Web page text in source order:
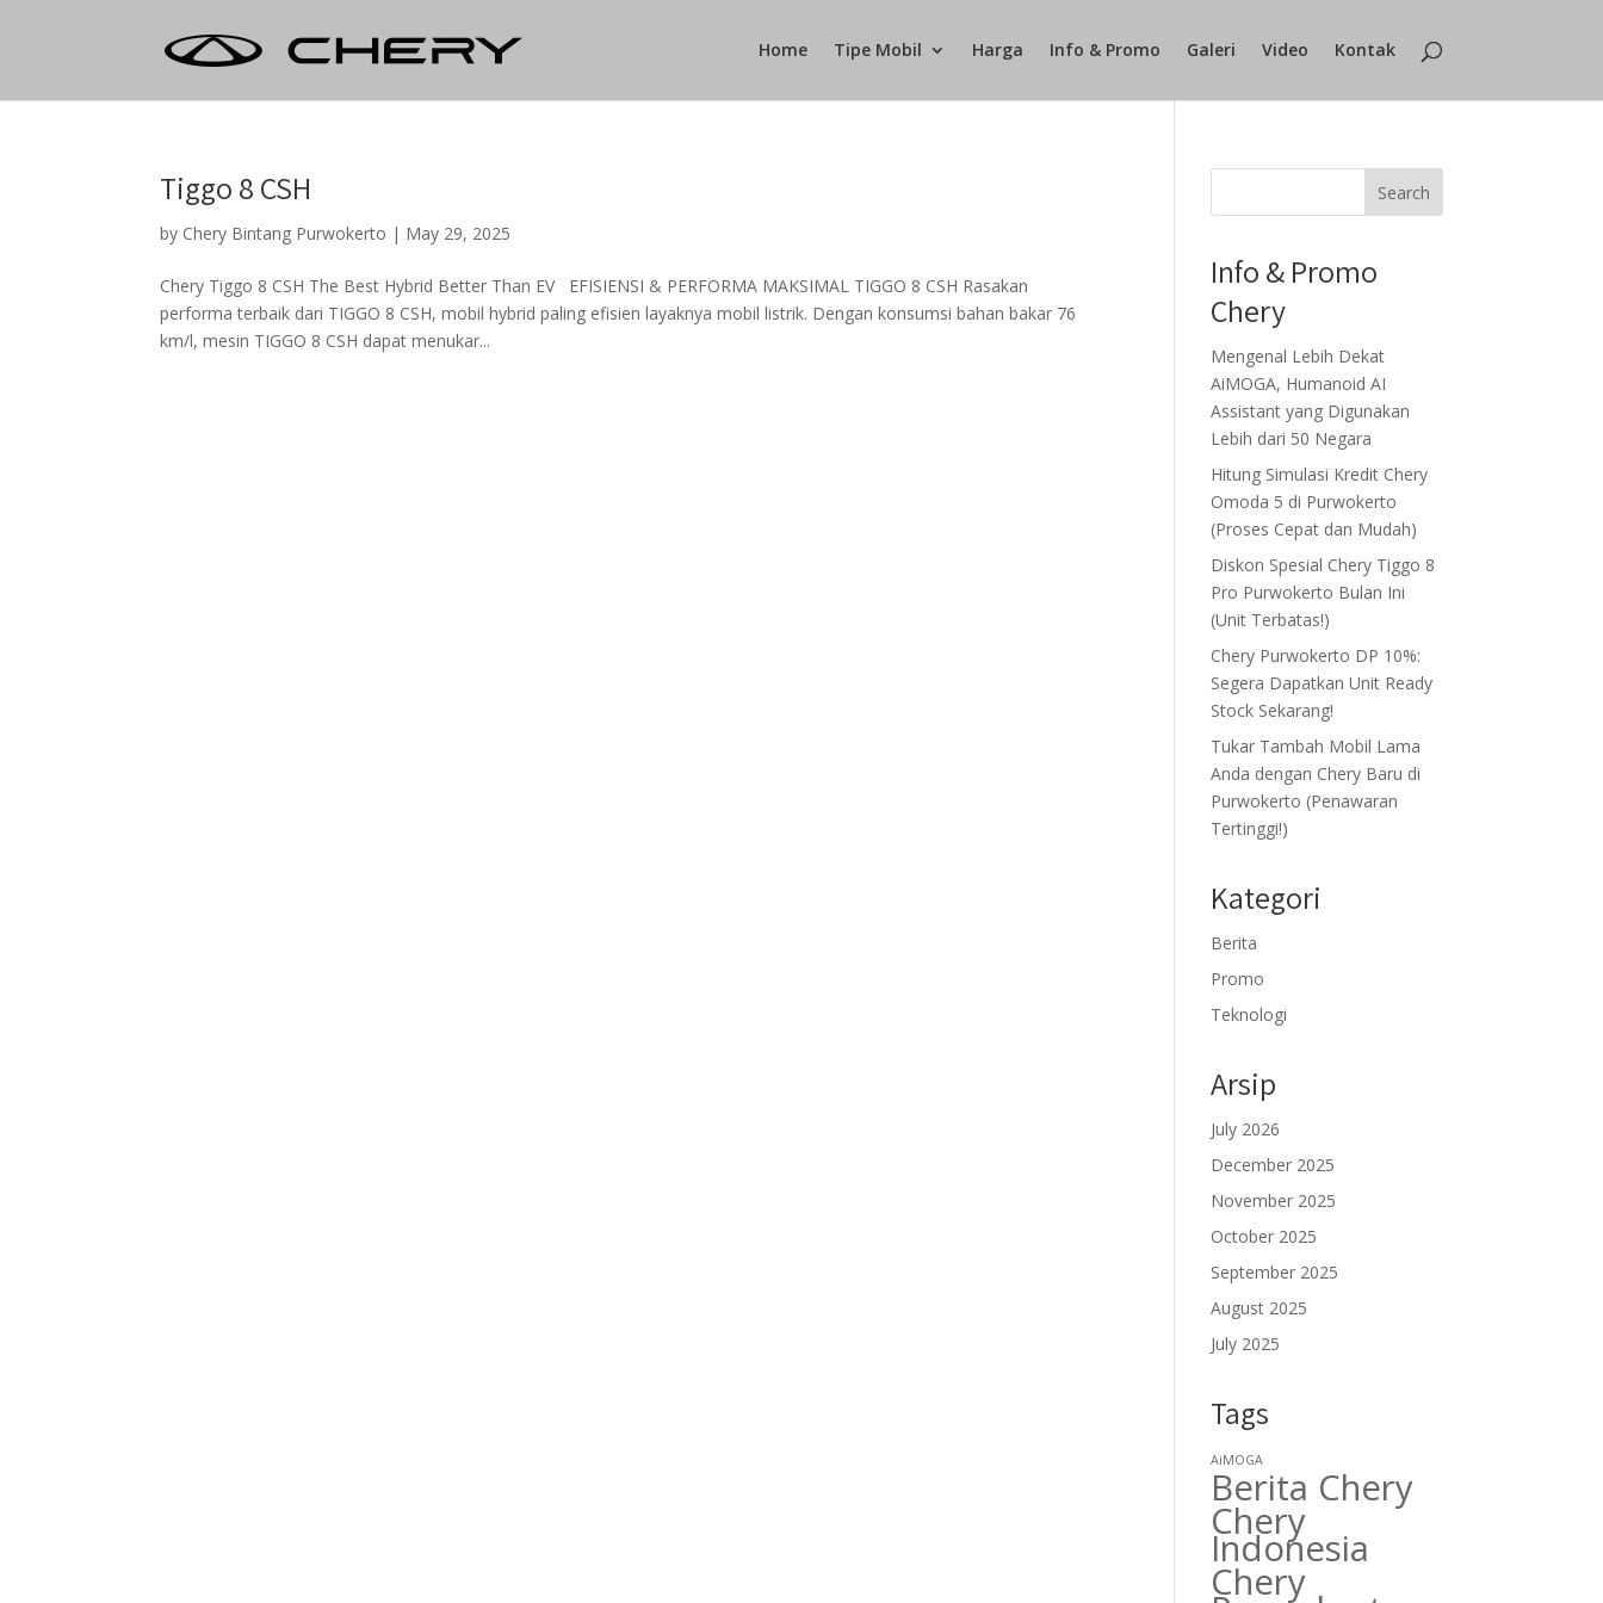
Home Tipe Mobil Harga Info & Promo Galeri Video Kontak
Tiggo 8 CSH
by Chery Bintang Purwokerto | May 29, 2025
Chery Tiggo 8 CSH The Best Hybrid Better Than EV EFISIENSI & PERFORMA MAKSIMAL TIGGO 8 CSH Rasakan
performa terbaik dari TIGGO 8 CSH, mobil hybrid paling efisien layaknya mobil listrik. Dengan konsumsi bahan bakar 76
km/l, mesin TIGGO 8 CSH dapat menukar...
Search
Info & Promo
Chery
Mengenal Lebih Dekat
AiMOGA, Humanoid AI
Assistant yang Digunakan
Lebih dari 50 Negara
Hitung Simulasi Kredit Chery
Omoda 5 di Purwokerto
(Proses Cepat dan Mudah)
Diskon Spesial Chery Tiggo 8
Pro Purwokerto Bulan Ini
(Unit Terbatas!)
Chery Purwokerto DP 10%:
Segera Dapatkan Unit Ready
Stock Sekarang!
Tukar Tambah Mobil Lama
Anda dengan Chery Baru di
Purwokerto (Penawaran
Tertinggi!)
Kategori
Berita
Promo
Teknologi
Arsip
July 2026
December 2025
November 2025
October 2025
September 2025
August 2025
July 2025
Tags
AiMOGA
Berita Chery
Chery
Indonesia
Chery